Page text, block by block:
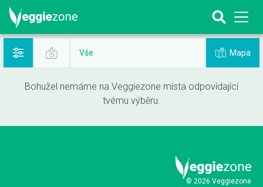
Vše Mapa
Bohužel nemáme na Veggiezone místa odpovídající
tvému výběru.
© 2026 Veggiezone